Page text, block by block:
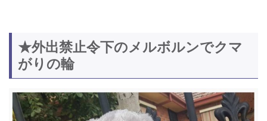
★外出禁止令下のメルボルンでクマ
がりの輪